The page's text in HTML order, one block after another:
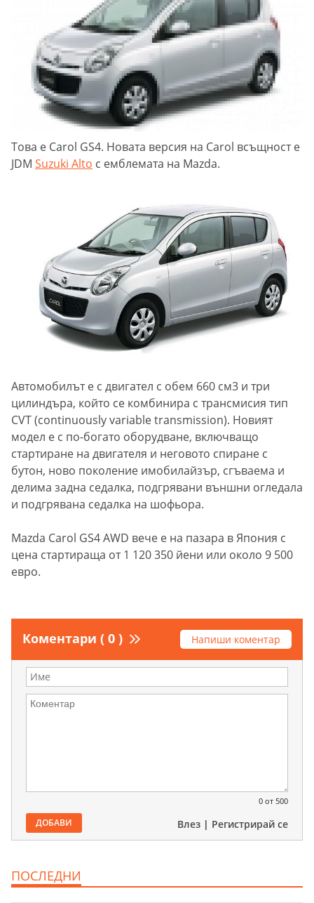
Това е Carol GS4. Новата версия на Carol всъщност е
JDM Suzuki Alto с емблемата на Mazda.
Автомобилът е с двигател с обем 660 см3 и три
цилиндъра, който се комбинира с трансмисия тип
CVT (continuously variable transmission). Новият
модел е с по-богато оборудване, включващо
стартиране на двигателя и неговото спиране с
бутон, ново поколение имобилайзър, сгъваема и
делима задна седалка, подгрявани външни огледала
и подгрявана седалка на шофьора.
Mazda Carol GS4 AWD вече е на пазара в Япония с
цена стартираща от 1 120 350 йени или около 9 500
евро.
Коментари ( 0 ) Напиши коментар
0 от 500
ДОБАВИ Влез | Регистрирай се
ПОСЛЕДНИ